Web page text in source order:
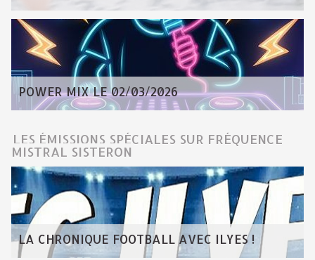
POWER MIX LE 02/03/2026
LES ÉMISSIONS SPÉCIALES SUR FRÉQUENCE
MISTRAL SISTERON
LA CHRONIQUE FOOTBALL AVEC ILYES !